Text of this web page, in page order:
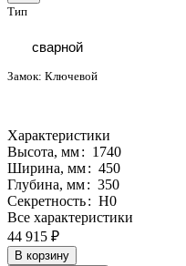
Тип
сварной
Замок: Ключевой
Характеристики
Высота, мм: 1740
Ширина, мм: 450
Глубина, мм: 350
Секретность: Н0
Все характеристики
44 915 ₽
В корзину